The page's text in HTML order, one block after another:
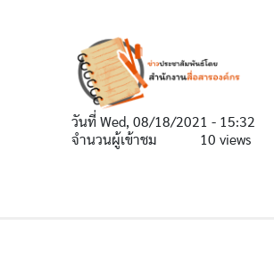
วันที่Wed, 08/18/2021 - 15:32
จำนวนผู้เข้าชม
10 views